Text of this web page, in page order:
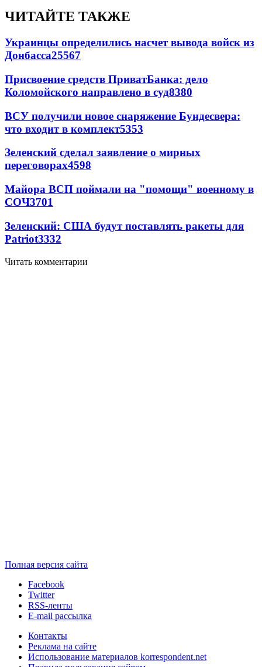
ЧИТАЙТЕ ТАКЖЕ
Украинцы определились насчет вывода войск из
Донбасса25567
Присвоение средств ПриватБанка: дело
Коломойского направлено в суд8380
ВСУ получили новое снаряжение Бундесвера:
что входит в комплект5353
Зеленский сделал заявление о мирных
переговорах4598
Майора ВСП поймали на "помощи" военному в
СОЧ3701
Зеленский: США будут поставлять ракеты для
Patriot3332
Читать комментарии
Полная версия сайта
Facebook
Twitter
RSS-ленты
E-mail рассылка
Контакты
Реклама на сайте
Использование материалов korrespondent.net